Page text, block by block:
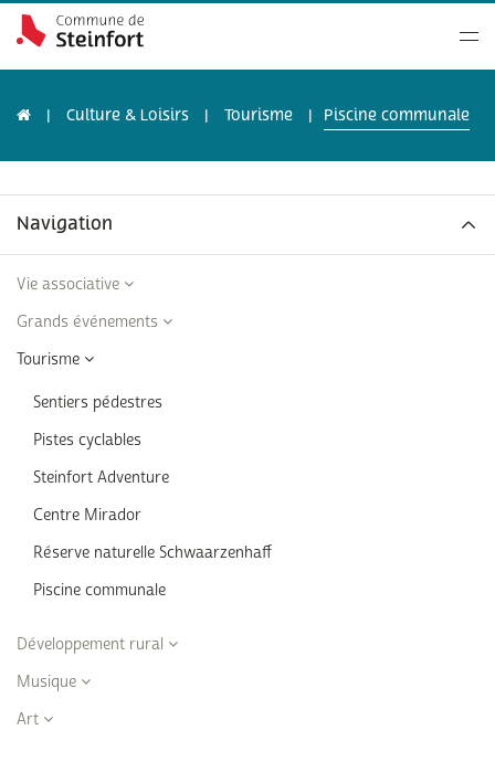
Culture & Loisirs Tourisme Piscine communale
Navigation
Vie associative
Grands événements
Tourisme
Sentiers pédestres
Pistes cyclables
Steinfort Adventure
Centre Mirador
Réserve naturelle Schwaarzenhaff
Piscine communale
Développement rural
Musique
Art